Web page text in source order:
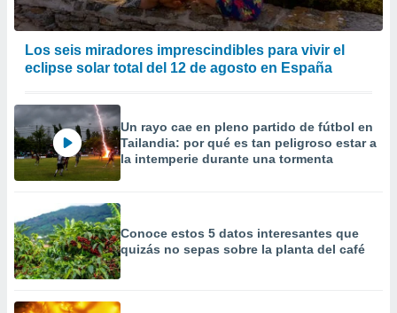
Los seis miradores imprescindibles para vivir el
eclipse solar total del 12 de agosto en España
Un rayo cae en pleno partido de fútbol en
Tailandia: por qué es tan peligroso estar a
la intemperie durante una tormenta
Conoce estos 5 datos interesantes que
quizás no sepas sobre la planta del café